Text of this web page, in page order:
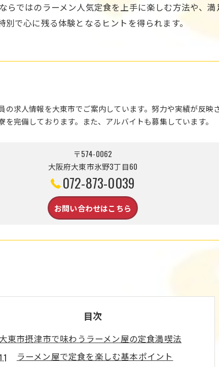
らではのラーメン人気定食を上手に楽しむ方法や、
で心に残る体験となるヒントを得られます。
の求人情報を大東市でご案内しています。努力や実績が反映
を完備しております。また、アルバイトも募集しています。
〒574-0062
大阪府大東市氷野3丁目60
072-873-0039
お問い合わせはこちら
目次
大東市摂津市で味わうラーメン屋の定食満喫法
ラーメン屋で定食を楽しむ基本ポイント